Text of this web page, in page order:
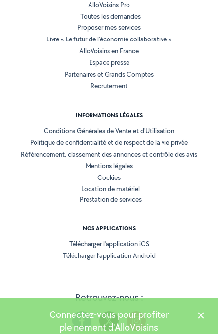
Retrouvez-nous :
AlloVoisins Pro
Toutes les demandes
Proposer mes services
Livre « Le futur de l'économie collaborative »
AlloVoisins en France
Espace presse
Partenaires et Grands Comptes
Recrutement
INFORMATIONS LÉGALES
Conditions Générales de Vente et d'Utilisation
Politique de confidentialité et de respect de la vie privée
Référencement, classement des annonces et contrôle des avis
Mentions légales
Cookies
Location de matériel
Prestation de services
NOS APPLICATIONS
Télécharger l’application iOS
Télécharger l’application Android
Connectez-vous pour profiter
pleinement d'AlloVoisins